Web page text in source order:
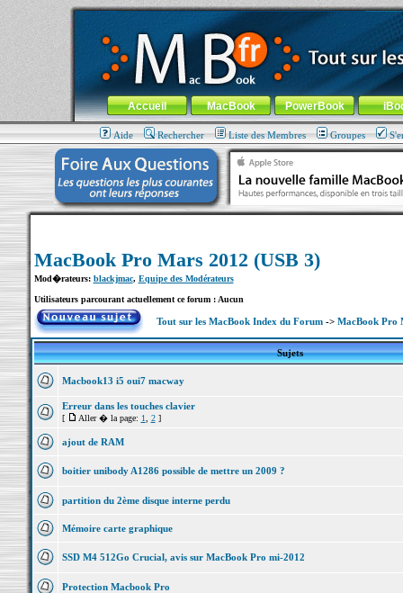
MacBook-fr.com : 100% Apple... 100% nomade !
Aller au contenu-Aller au menu général-Aller au menu de
Menu général
Accueil MacBook PowerBook
Aide Rechercher Liste des Membres Groupes
MacBook Pro Mars 2012 (USB 3)
Mod�rateurs: blackjmac, Equipe des Modérateurs
Utilisateurs parcourant actuellement ce forum : Aucun
Tout sur les MacBook Index du Forum-> MacBook Pro
Sujets
Macbook13 i5 oui7 macway
Erreur dans les touches clavier
[ Aller � la page: 1 2]
ajout de RAM
boitier unibody A1286 possible de mettre un 2009 ?
partition du 2ème disque interne perdu
Mémoire carte graphique
SSD M4 512Go Crucial, avis sur MacBook Pro mi-2012
Protection Macbook Pro